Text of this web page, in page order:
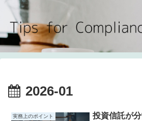
2026-01
実務上のポイント 投資信託が